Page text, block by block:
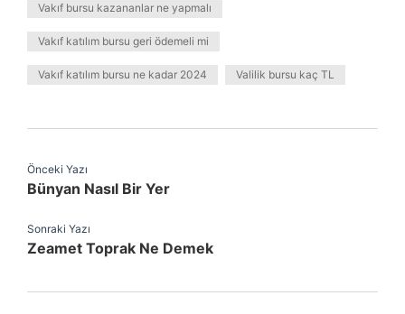
Vakıf bursu kazananlar ne yapmalı
Vakıf katılım bursu geri ödemeli mi
Vakıf katılım bursu ne kadar 2024 Valilik bursu kaç TL
Önceki Yazı
Bünyan Nasıl Bir Yer
Sonraki Yazı
Zeamet Toprak Ne Demek